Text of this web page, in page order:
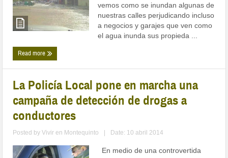
vemos como se inundan algunas de
nuestras calles perjudicando incluso
a negocios y garajes que ven como
el agua inunda sus propieda ...
Read more
La Policía Local pone en marcha una
campaña de detección de drogas a
conductores
Posted byVivir en Montequinto Date: 10 abril 2014
En medio de una controvertida